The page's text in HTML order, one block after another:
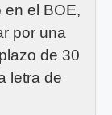
en el BOE,
por una
de 30
letra de